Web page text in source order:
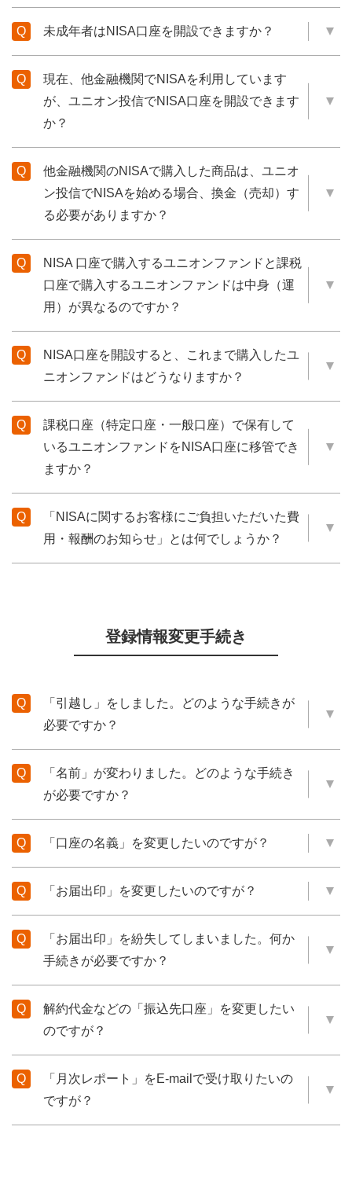
未成年者はNISA口座を開設できますか？
現在、他金融機関でNISAを利用しています
が、ユニオン投信でNISA口座を開設できます
か？
他金融機関のNISAで購入した商品は、ユニオ
ン投信でNISAを始める場合、換金（売却）す
る必要がありますか？
NISA 口座で購入するユニオンファンドと課税
口座で購入するユニオンファンドは中身（運
用）が異なるのですか？
NISA口座を開設すると、これまで購入したユ
ニオンファンドはどうなりますか？
課税口座（特定口座・一般口座）で保有して
いるユニオンファンドをNISA口座に移管でき
ますか？
「NISAに関するお客様にご負担いただいた費
用・報酬のお知らせ」とは何でしょうか？
登録情報変更手続き
「引越し」をしました。どのような手続きが
必要ですか？
「名前」が変わりました。どのような手続き
が必要ですか？
「口座の名義」を変更したいのですが？
「お届出印」を変更したいのですが？
「お届出印」を紛失してしまいました。何か
手続きが必要ですか？
解約代金などの「振込先口座」を変更したい
のですが？
「月次レポート」をE-mailで受け取りたいの
ですが？